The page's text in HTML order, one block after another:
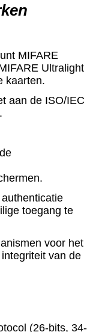
MIFARE
Ultralight
kaarten.
aan de ISO/IEC
toegang te
voor het
van de
(26-bits, 34-